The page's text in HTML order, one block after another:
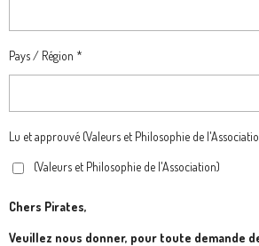
Pays / Région *
Lu et approuvé (Valeurs et Philosophie de
(Valeurs et Philosophie de l'Association)
Chers Pirates,
Veuillez nous donner, pour toute demande